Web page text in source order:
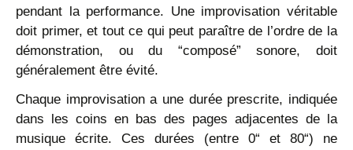
pendant la performance. Une improvisation véritable
doit primer, et tout ce qui peut paraître de l’ordre de la
démonstration, ou du “composé” sonore, doit
généralement être évité.
Chaque improvisation a une durée prescrite, indiquée
dans les coins en bas des pages adjacentes de la
musique écrite. Ces durées (entre 0“ et 80“) ne